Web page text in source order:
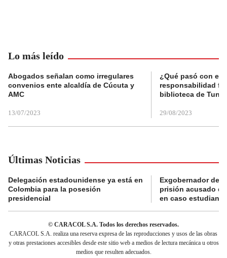
Lo más leído
Abogados señalan como irregulares
convenios ente alcaldía de Cúcuta y
AMC
13/07/2023
¿Qué pasó con el
responsabilidad
biblioteca de
29/08/2023
Últimas Noticias
Delegación estadounidense ya está en
Colombia para la posesión
presidencial
Exgobernador de
prisión acusado
en caso
© CARACOL S.A. Todos los derechos reservados.
CARACOL S.A. realiza una reserva expresa de las reproducciones y usos de las obras
y otras prestaciones accesibles desde este sitio web a medios de lectura mecánica u otros
medios que resulten adecuados.